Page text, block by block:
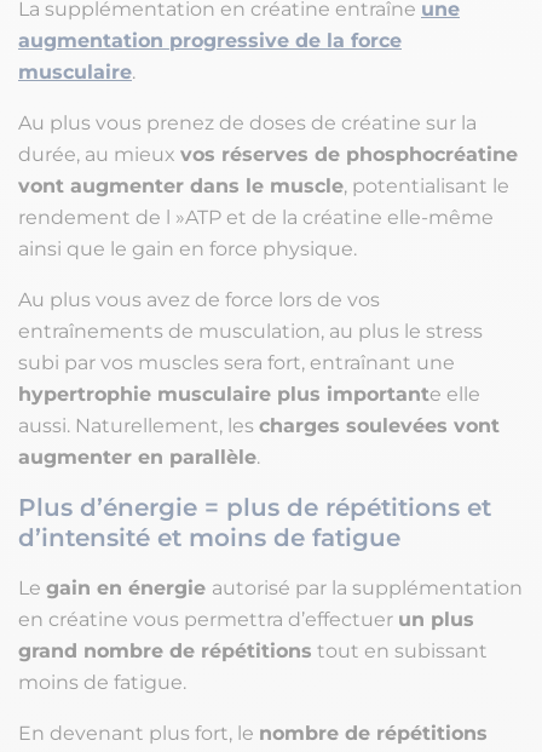
La supplémentation en créatine entraîne une
augmentation progressive de la force
musculaire.
Au plus vous prenez de doses de créatine sur la
durée, au mieux vos réserves de phosphocréatine
vont augmenter dans le muscle, potentialisant le
rendement de l »ATP et de la créatine elle-même
ainsi que le gain en force physique.
Au plus vous avez de force lors de vos
entraînements de musculation, au plus le stress
subi par vos muscles sera fort, entraînant une
hypertrophie musculaire plus importante elle
aussi. Naturellement, les charges soulevées vont
augmenter en parallèle.
Plus d’énergie = plus de répétitions et
d’intensité et moins de fatigue
Le gain en énergie autorisé par la supplémentation
en créatine vous permettra d’effectuer un plus
grand nombre de répétitions tout en subissant
moins de fatigue.
En devenant plus fort, le nombre de répétitions